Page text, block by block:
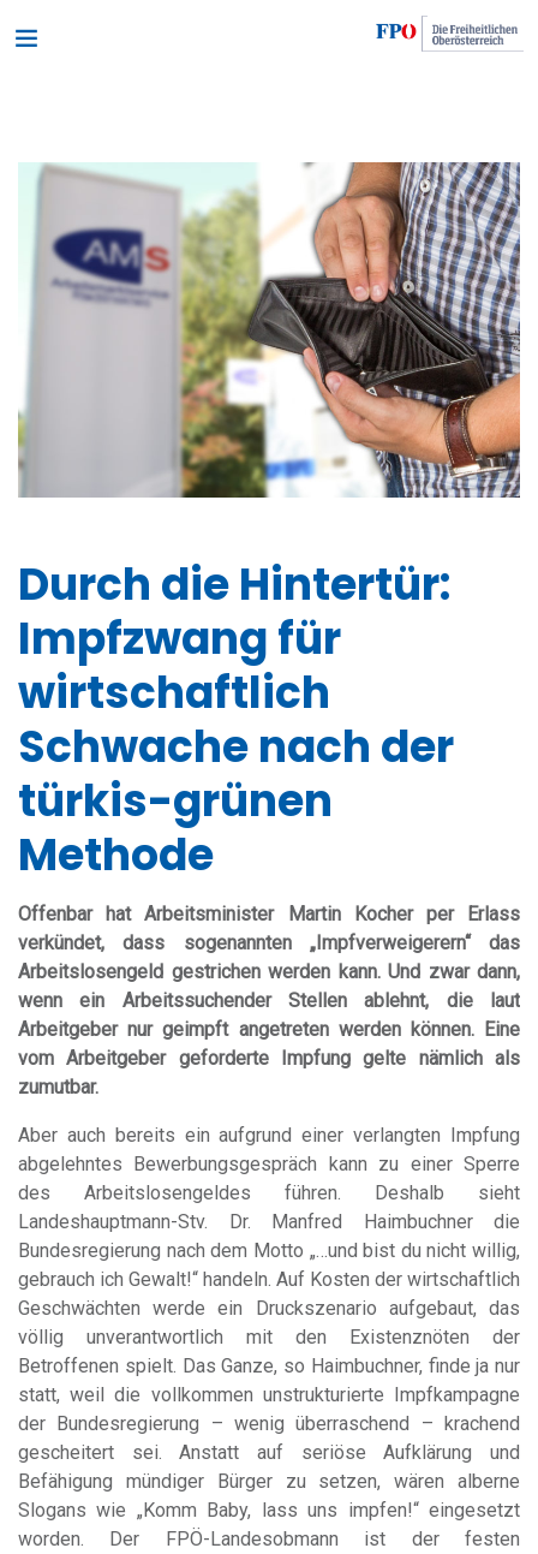
Durch die Hintertür:
Impfzwang für
wirtschaftlich
Schwache nach der
türkis-grünen
Methode
Offenbar hat Arbeitsminister Martin Kocher per Erlass
verkündet, dass sogenannten „Impfverweigerern“ das
Arbeitslosengeld gestrichen werden kann. Und zwar dann,
wenn ein Arbeitssuchender Stellen ablehnt, die laut
Arbeitgeber nur geimpft angetreten werden können. Eine
vom Arbeitgeber geforderte Impfung gelte nämlich als
zumutbar.
Aber auch bereits ein aufgrund einer verlangten Impfung
abgelehntes Bewerbungsgespräch kann zu einer Sperre
des Arbeitslosengeldes führen. Deshalb sieht
Landeshauptmann-Stv. Dr. Manfred Haimbuchner die
Bundesregierung nach dem Motto „…und bist du nicht willig,
gebrauch ich Gewalt!“ handeln. Auf Kosten der wirtschaftlich
Geschwächten werde ein Druckszenario aufgebaut, das
völlig unverantwortlich mit den Existenznöten der
Betroffenen spielt. Das Ganze, so Haimbuchner, finde ja nur
statt, weil die vollkommen unstrukturierte Impfkampagne
der Bundesregierung – wenig überraschend – krachend
gescheitert sei. Anstatt auf seriöse Aufklärung und
Befähigung mündiger Bürger zu setzen, wären alberne
Slogans wie „Komm Baby, lass uns impfen!“ eingesetzt
worden. Der FPÖ-Landesobmann ist der festen